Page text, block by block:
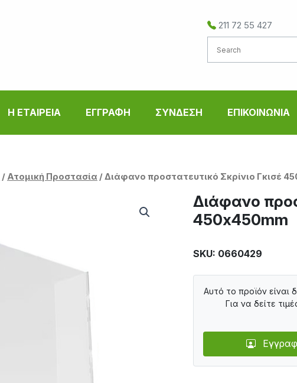
211 72 55 427
Η ΕΤΑΙΡΕΙΑ ΕΓΓΡΑΦΗ ΣΥΝΔΕΣΗ ΕΠΙΚΟΙΝΩΝΙΑ
/ Ατομική Προστασία / Διάφανο προστατευτικό Σκρίνιο Γκισέ
Διάφανο
450x450mm
SKU: 0660429
Αυτό το προϊόν είναι
Για να δείτε